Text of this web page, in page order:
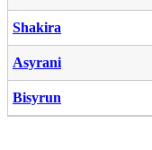
Shakira
Asyrani
Bisyrun